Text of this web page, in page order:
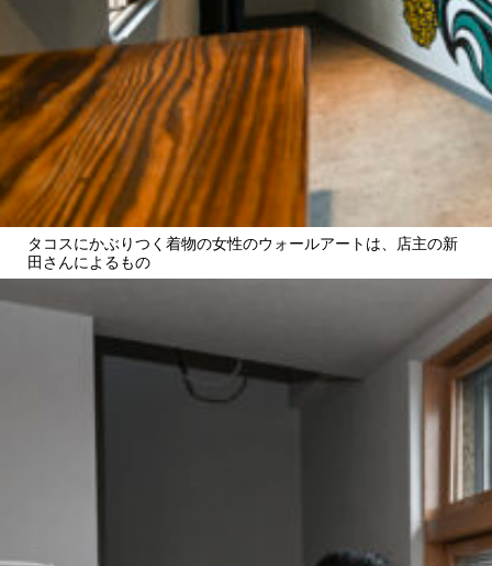
タコスにかぶりつく着物の女性のウォールアートは、店主の新
田さんによるもの